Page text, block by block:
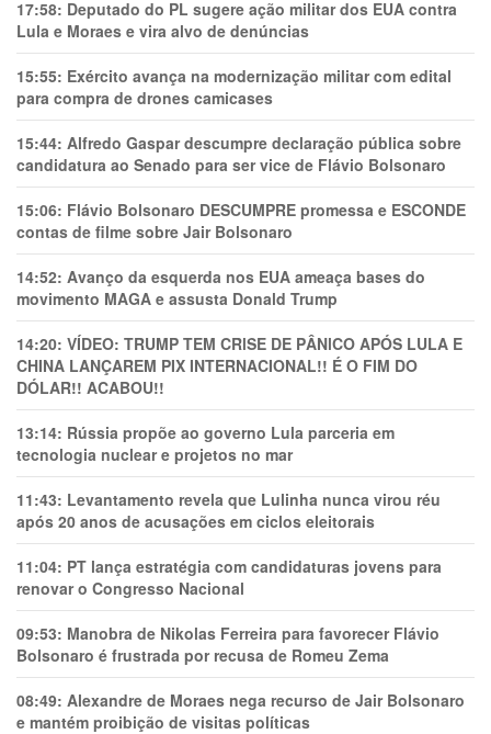
17:58: Deputado do PL sugere ação militar dos EUA contra
Lula e Moraes e vira alvo de denúncias
15:55: Exército avança na modernização militar com edital
para compra de drones camicases
15:44: Alfredo Gaspar descumpre declaração pública sobre
candidatura ao Senado para ser vice de Flávio Bolsonaro
15:06: Flávio Bolsonaro DESCUMPRE promessa e ESCONDE
contas de filme sobre Jair Bolsonaro
14:52: Avanço da esquerda nos EUA ameaça bases do
movimento MAGA e assusta Donald Trump
14:20: VÍDEO: TRUMP TEM CRlSE DE PÂNlCO APÓS LULA E
CHINA LANÇAREM PIX INTERNACIONAL!! É O FIM DO
DÓLAR!! ACABOU!!
13:14: Rússia propõe ao governo Lula parceria em
tecnologia nuclear e projetos no mar
11:43: Levantamento revela que Lulinha nunca virou réu
após 20 anos de acusações em ciclos eleitorais
11:04: PT lança estratégia com candidaturas jovens para
renovar o Congresso Nacional
09:53: Manobra de Nikolas Ferreira para favorecer Flávio
Bolsonaro é frustrada por recusa de Romeu Zema
08:49: Alexandre de Moraes nega recurso de Jair Bolsonaro
e mantém proibição de visitas políticas